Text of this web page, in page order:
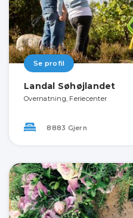
Se profil
Landal Søhøjlandet
Overnatning, Feriecenter
8883 Gjern